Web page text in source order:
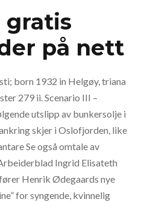
gratis
på nett
born 1932 in Helgøy, triana
279 ii. Scenario III –
utslipp av bunkersolje i
skjer i Oslofjorden, like
Se også omtale av
Ingrid Elisateth
Henrik Ødegaards nye
for syngende, kvinnelig